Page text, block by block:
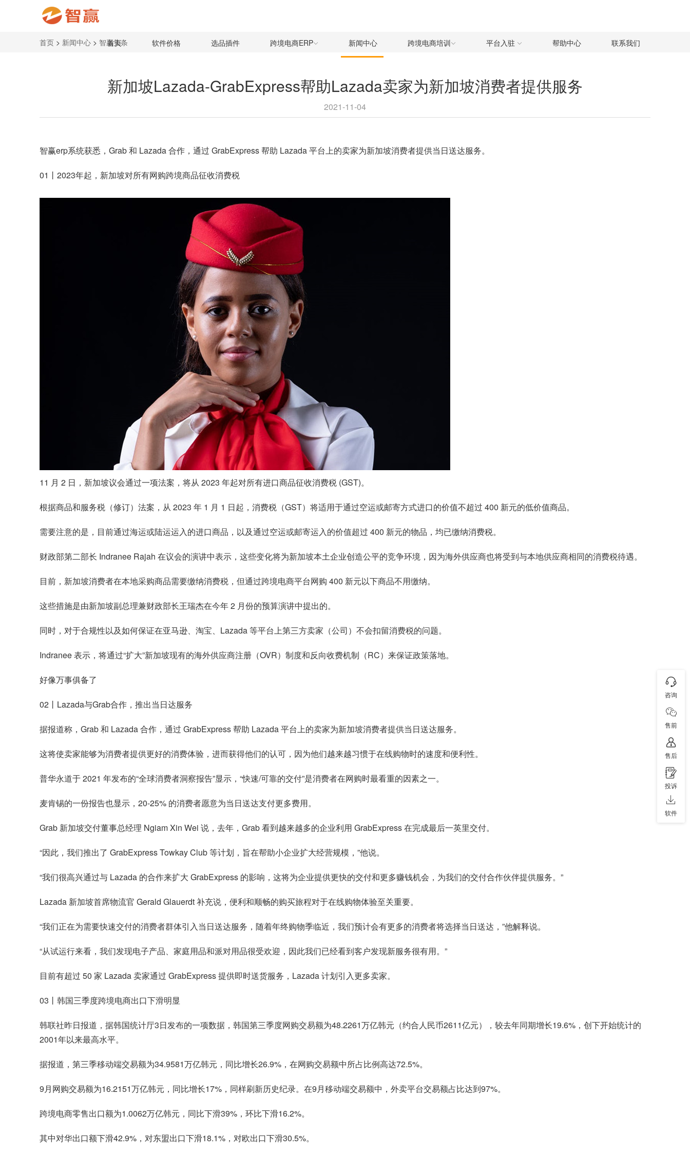
首页 软件价格 选品插件 跨境电商ERP 新闻中心 跨境电商培训 平台入驻 帮助中心 联系我们
首页 > 新闻中心 > 智赢头条
新加坡Lazada-GrabExpress帮助Lazada卖家为新加坡消费者提供服务
2021-11-04
智赢erp系统获悉，Grab 和 Lazada 合作，通过 GrabExpress 帮助 Lazada 平台上的卖家为新加坡消费者提供当日送达服务。
01丨2023年起，新加坡对所有网购跨境商品征收消费税
11 月 2 日，新加坡议会通过一项法案，将从 2023 年起对所有进口商品征收消费税 (GST)。
根据商品和服务税（修订）法案，从 2023 年 1 月 1 日起，消费税（GST）将适用于通过空运或邮寄方式进口的价值不超过 400 新元的低价值商品。
需要注意的是，目前通过海运或陆运运入的进口商品，以及通过空运或邮寄运入的价值超过 400 新元的物品，均已缴纳消费税。
财政部第二部长 Indranee Rajah 在议会的演讲中表示，这些变化将为新加坡本土企业创造公平的竞争环境，因为海外供应商也将受到与本地供应商相同的消费税待遇。
目前，新加坡消费者在本地采购商品需要缴纳消费税，但通过跨境电商平台网购 400 新元以下商品不用缴纳。
这些措施是由新加坡副总理兼财政部长王瑞杰在今年 2 月份的预算演讲中提出的。
同时，对于合规性以及如何保证在亚马逊、淘宝、Lazada 等平台上第三方卖家（公司）不会扣留消费税的问题。
Indranee 表示，将通过“扩大”新加坡现有的海外供应商注册（OVR）制度和反向收费机制（RC）来保证政策落地。
好像万事俱备了
02丨Lazada与Grab合作，推出当日达服务
据报道称，Grab 和 Lazada 合作，通过 GrabExpress 帮助 Lazada 平台上的卖家为新加坡消费者提供当日送达服务。
这将使卖家能够为消费者提供更好的消费体验，进而获得他们的认可，因为他们越来越习惯于在线购物时的速度和便利性。
普华永道于 2021 年发布的“全球消费者洞察报告”显示，“快速/可靠的交付”是消费者在网购时最看重的因素之一。
麦肯锡的一份报告也显示，20-25% 的消费者愿意为当日送达支付更多费用。
Grab 新加坡交付董事总经理 Ngiam Xin Wei 说，去年，Grab 看到越来越多的企业利用 GrabExpress 在完成最后一英里交付。
“因此，我们推出了 GrabExpress Towkay Club 等计划，旨在帮助小企业扩大经营规模，”他说。
“我们很高兴通过与 Lazada 的合作来扩大 GrabExpress 的影响，这将为企业提供更快的交付和更多赚钱机会，为我们的交付合作伙伴提供服务。”
Lazada 新加坡首席物流官 Gerald Glauerdt 补充说，便利和顺畅的购买旅程对于在线购物体验至关重要。
“我们正在为需要快速交付的消费者群体引入当日送达服务，随着年终购物季临近，我们预计会有更多的消费者将选择当日送达，”他解释说。
“从试运行来看，我们发现电子产品、家庭用品和派对用品很受欢迎，因此我们已经看到客户发现新服务很有用。”
目前有超过 50 家 Lazada 卖家通过 GrabExpress 提供即时送货服务，Lazada 计划引入更多卖家。
03丨韩国三季度跨境电商出口下滑明显
韩联社昨日报道，据韩国统计厅3日发布的一项数据，韩国第三季度网购交易额为48.2261万亿韩元（约合人民币2611亿元），较去年同期增长19.6%，创下开始统计的
2001年以来最高水平。
据报道，第三季移动端交易额为34.9581万亿韩元，同比增长26.9%，在网购交易额中所占比例高达72.5%。
9月网购交易额为16.2151万亿韩元，同比增长17%，同样刷新历史纪录。在9月移动端交易额中，外卖平台交易额占比达到97%。
跨境电商零售出口额为1.0062万亿韩元，同比下滑39%，环比下滑16.2%。
其中对华出口额下滑42.9%，对东盟出口下滑18.1%，对欧出口下滑30.5%。
咨询
售前
售后
投诉
软件